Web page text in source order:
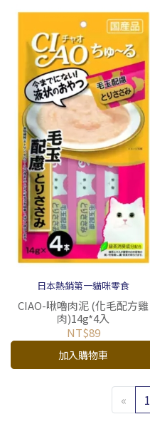
日本熱銷第一貓咪零食
CIAO-啾嚕肉泥 (化毛配方雞
肉)14g*4入
NT$89
加入購物車
« 1